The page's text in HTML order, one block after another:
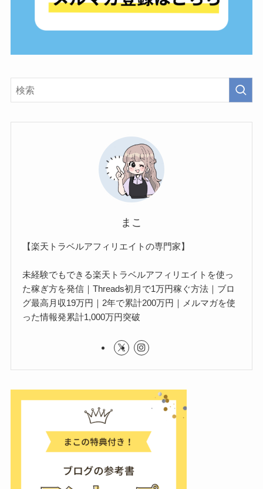
まこ
【楽天トラベルアフィリエイトの専門家】
未経験でもできる楽天トラベルアフィリエイトを使っ
た稼ぎ方を発信｜Threads初月で1万円稼ぐ方法｜ブロ
グ最高月収19万円｜2年で累計200万円｜メルマガを使
った情報発累計1,000万円突破